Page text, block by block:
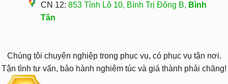
CN 12: 853 Tỉnh Lộ 10, Bình Trị Đông B, Bình
Tân
Chúng tôi chuyên nghiệp trong phục vụ, có phục vụ tận nơi.
Tận tình tư vấn, bảo hành nghiêm túc và giá thành phải chăng!